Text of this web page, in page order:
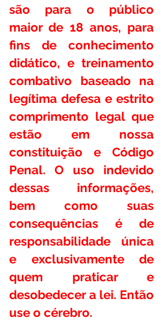
são para o público
maior de 18 anos, para
fins de conhecimento
didático, e treinamento
combativo baseado na
legítima defesa e estrito
comprimento legal que
estão em nossa
constituição e Código
Penal. O uso indevido
dessas informações,
bem como suas
consequências é de
responsabilidade única
e exclusivamente de
quem praticar e
desobedecer a lei. Então
use o cérebro.